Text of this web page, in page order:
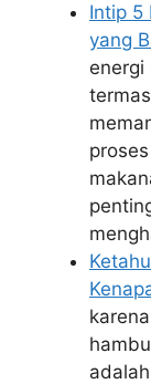
Intip 5
yang
energi